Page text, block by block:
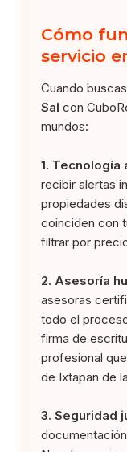
Cómo
servicio
Cuando buscas
Sal con
mundos:
1. Tecnología
recibir alertas
propiedades
coinciden con
filtrar por
2. Asesoría
asesoras
todo el
firma de
profesional
de Ixtapan de
3. Seguridad